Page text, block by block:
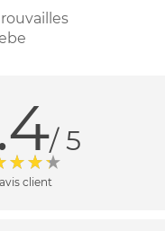
/ 5
avis client